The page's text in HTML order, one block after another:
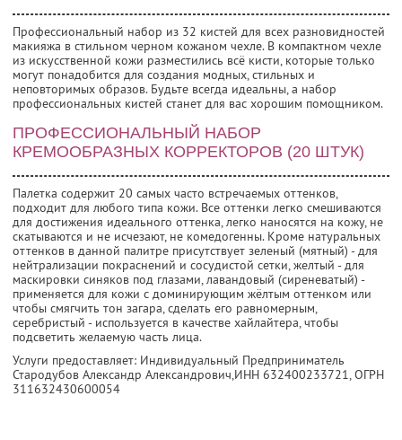
Профессиональный набор из 32 кистей для всех разновидностей
макияжа в стильном черном кожаном чехле. В компактном чехле
из искусственной кожи разместились всё кисти, которые только
могут понадобится для создания модных, стильных и
неповторимых образов. Будьте всегда идеальны, а набор
профессиональных кистей станет для вас хорошим помощником.
ПРОФЕССИОНАЛЬНЫЙ НАБОР
КРЕМООБРАЗНЫХ КОРРЕКТОРОВ (20 ШТУК)
Палетка содержит 20 самых часто встречаемых оттенков,
подходит для любого типа кожи. Все оттенки легко смешиваются
для достижения идеального оттенка, легко наносятся на кожу, не
скатываются и не исчезают, не комедогенны. Кроме натуральных
оттенков в данной палитре присутствует зеленый (мятный) - для
нейтрализации покраснений и сосудистой сетки, желтый - для
маскировки синяков под глазами, лавандовый (сиреневатый) -
применяется для кожи с доминирующим жёлтым оттенком или
чтобы смягчить тон загара, сделать его равномерным,
серебристый - используется в качестве хайлайтера, чтобы
подсветить желаемую часть лица.
Услуги предоставляет: Индивидуальный Предприниматель
Стародубов Александр Александрович,ИНН 632400233721, ОГРН
311632430600054